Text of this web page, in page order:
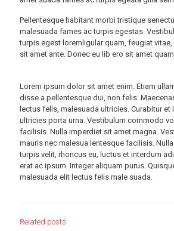
Pellentesque habitant morbi tristique
malesuada fames ac turpis egestas.
turpis egest loremligular quam, feugiat
sit amet ante. Donec eu lib ero sit amet
Lorem ipsum dolor sit amet enim. Etiam
disse a pellentesque dui, non felis.
lectus felis, malesuada ultricies. Curabitur et
ultricies porta urna. Vestibulum commodo
facilisis. Nulla imperdiet sit amet magna.
mauris nec malesua lentesque facilisis.
turpis velit, rhoncus eu, luctus et interdum
erat ac ipsum. Integer aliquam purus.
malesuada elit lectus felis male suada.
Related posts